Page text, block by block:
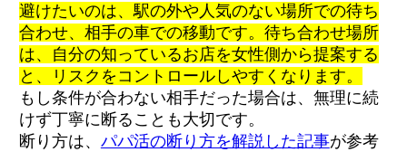
避けたいのは、駅の外や人気のない場所での待ち
合わせ、相手の車での移動です。待ち合わせ場所
は、自分の知っているお店を女性側から提案する
と、リスクをコントロールしやすくなります。
もし条件が合わない相手だった場合は、無理に続
けず丁寧に断ることも大切です。
断り方は、 パパ活の断り方を解説した記事が参考